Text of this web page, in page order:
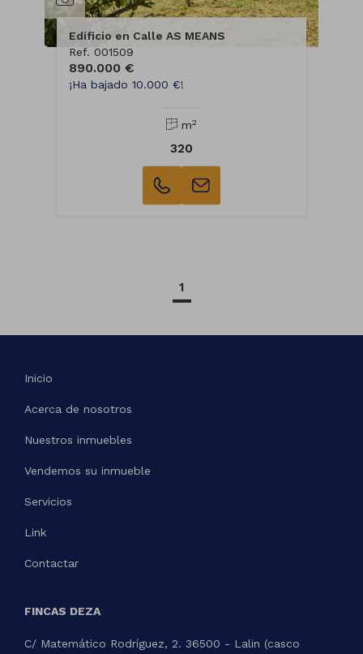
Edificio en Calle AS MEANS
Ref. 001509
890.000 €
¡Ha bajado 10.000 €!
m2
320
1
Inicio
Acerca de nosotros
Nuestros inmuebles
Vendemos su inmueble
Servicios
Link
Contactar
FINCAS DEZA
C/ Matemático Rodríguez, 2. 36500 - Lalin (casco